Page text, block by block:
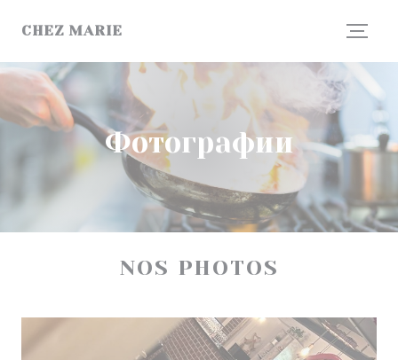
CHEZ MARIE
Фотографии
NOS PHOTOS